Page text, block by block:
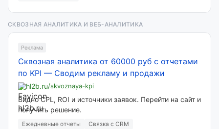
СКВОЗНАЯ АНАЛИТИКА И ВЕБ-АНАЛИТИКА
Реклама
Сквозная аналитика от 60000 руб с отчетами
по KPI — Сводим рекламу и продажи
hl2b.ru/skvoznaya-kpi
Видно CPL, ROI и источники заявок. Перейти на сайт и
получить решение.
Ежедневные отчеты
Связка с CRM